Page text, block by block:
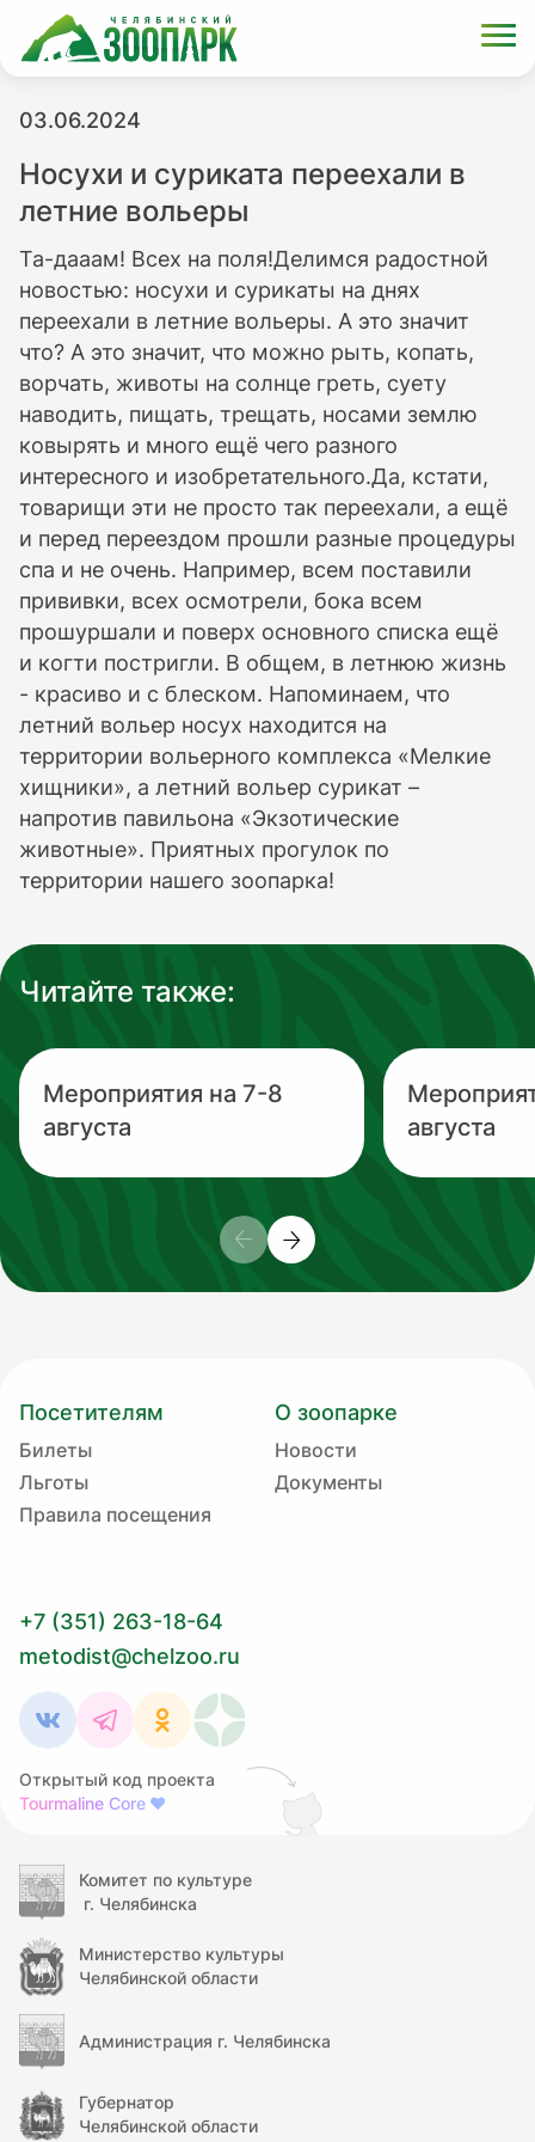
03.06.2024
Носухи и суриката переехали в
летние вольеры
Та-дааам! Всех на поля!Делимся радостной
новостью: носухи и сурикаты на днях
переехали в летние вольеры. А это значит
что? А это значит, что можно рыть, копать,
ворчать, животы на солнце греть, суету
наводить, пищать, трещать, носами землю
ковырять и много ещё чего разного
интересного и изобретательного.Да, кстати,
товарищи эти не просто так переехали, а ещё
и перед переездом прошли разные процедуры
спа и не очень. Например, всем поставили
прививки, всех осмотрели, бока всем
прошуршали и поверх основного списка ещё
и когти постригли. В общем, в летнюю жизнь
- красиво и с блеском. Напоминаем, что
летний вольер носух находится на
территории вольерного комплекса «Мелкие
хищники», а летний вольер сурикат –
напротив павильона «Экзотические
животные». Приятных прогулок по
территории нашего зоопарка!
Читайте также:
Мероприятия на 7-8
августа
августа
Посетителям
Билеты
Льготы
Правила посещения
О зоопарке
Новости
Документы
+7 (351) 263-18-64
metodist@chelzoo.ru
Открытый код проекта
Tourmaline Core ❤
Комитет по культуре
г. Челябинска
Министерство культуры
Челябинской области
Администрация г. Челябинска
Губернатор
Челябинской области